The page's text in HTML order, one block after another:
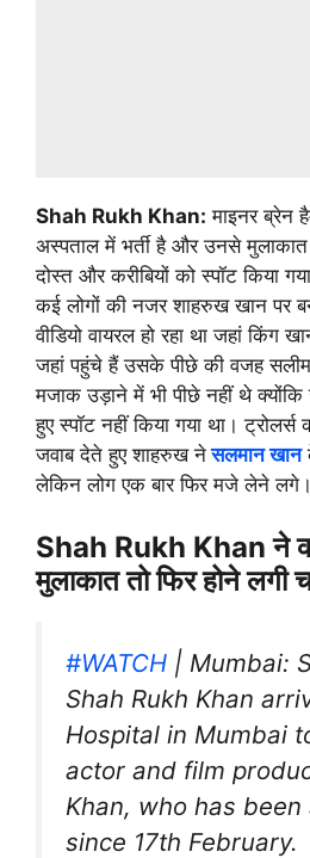
Shah Rukh Khan: माइनर ब्रेन
अस्पताल में भर्ती है और उनसे
दोस्त और करीबियों को स्पॉट किया
कई लोगों की नजर शाहरुख खान पर
वीडियो वायरल हो रहा था जहां
जहां पहुंचे हैं उसके पीछे की वजह
मजाक उड़ाने में भी पीछे नहीं थे
हुए स्पॉट नहीं किया गया था।
जवाब देते हुए शाहरुख नेसलमान खान
लेकिन लोग एक बार फिर मजे लेने लगे।
Shah Rukh Khan ने
मुलाकात तो फिर होने लगी
#WATCH | Mumbai:
Shah Rukh Khan
Hospital in Mumbai
actor and film
Khan, who has
since 17th February.